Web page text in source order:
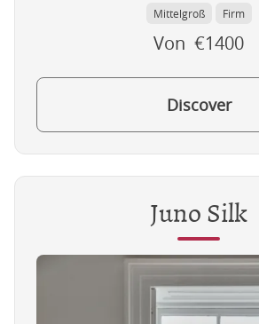
Mittelgroß Firm
Von €1400
Discover
Juno Silk